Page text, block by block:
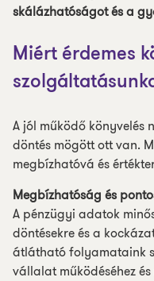
skálázhatóságot és a
Miért érdemes
A jól működő könyvelés
döntés mögött ott van.
megbízhatóvá és
Megbízhatóság és
A pénzügyi adatok
döntésekre és a
átlátható folyamataink
vállalat működéséhez és